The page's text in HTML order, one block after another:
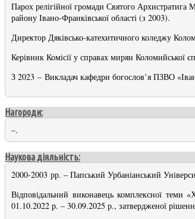
Парох релігійної громади Святого Архистратига
району Івано-Франківської області (з 2003).
Директор Дяківсько-катехитичного коледжу
Керівник Комісії у справах мирян Коломийської
З 2023 – Викладач кафедри богослов’я ПЗВО
Нагороди:
–.
Наукова діяльність:
2000-2003 рр. – Папський Урбаніанський
Відповідальний виконавець комплексної теми
01.10.2022 р. – 30.09.2025 р., затвердженої